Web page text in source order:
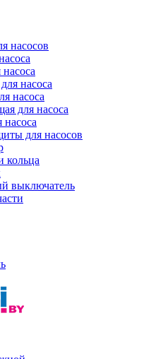
насосов
насоса
насоса
для насоса
насоса
для насосов
кольца
выключатель